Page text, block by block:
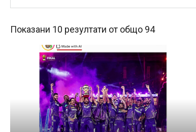
Показани 10 резултати от общо 94